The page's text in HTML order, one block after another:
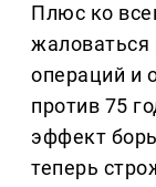
Плюс ко
жаловаться
операций и
против 75
эффект
теперь